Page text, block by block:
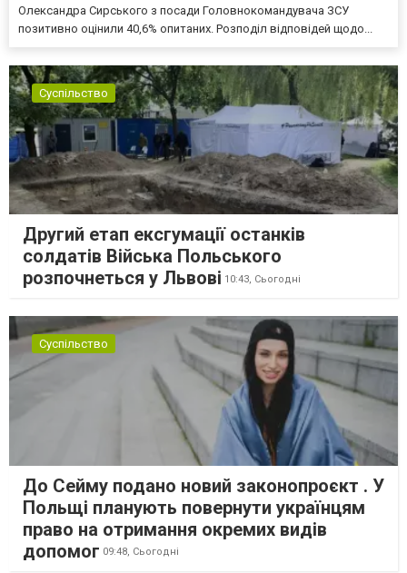
Олександра Сирського з посади Головнокомандувача ЗСУ
позитивно оцінили 40,6% опитаних. Розподіл відповідей щодо...
Суспільство
Другий етап ексгумації останків
солдатів Війська Польського
розпочнеться у Львові 10:43, Сьогодні
Суспільство
До Сейму подано новий законопроєкт . У
Польщі планують повернути українцям
право на отримання окремих видів
допомог 09:48, Сьогодні